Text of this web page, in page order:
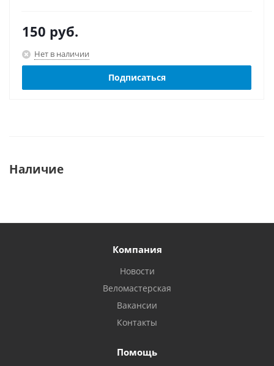
150 руб.
Нет в наличии
Подписаться
Наличие
Компания
Новости
Веломастерская
Вакансии
Контакты
Помощь